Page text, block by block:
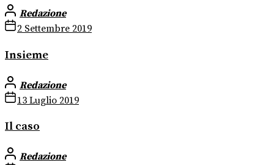
Redazione
2 Settembre 2019
Insieme
Redazione
13 Luglio 2019
Il caso
Redazione